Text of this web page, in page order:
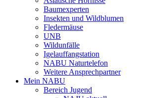
Baumexperten
Insekten und Wildblumen
Fledermäuse
UNB
Wildunfälle
Igelauffangstation
NABU Naturtelefon
Weitere Ansprechpartner
Mein NABU
Bereich Jugend